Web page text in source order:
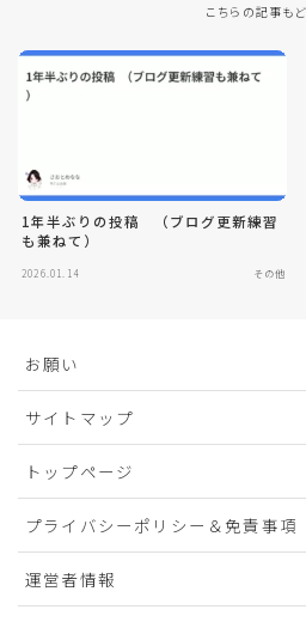
こちらの記事も
1年半ぶりの投稿 （ブログ更新練習
も兼ねて）
2026.01.14 その他
お願い
サイトマップ
トップページ
プライバシーポリシー＆免責事項
運営者情報